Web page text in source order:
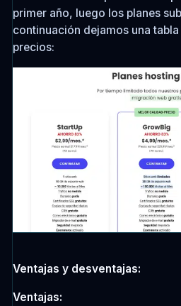
primer año, luego los planes
continuación dejamos una
precios:
Ventajas y desventajas:
Ventajas: